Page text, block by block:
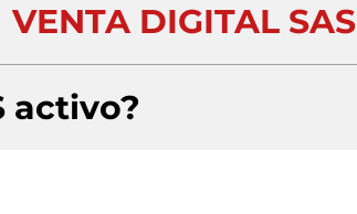
VENTA DIGITAL SAS
activo?